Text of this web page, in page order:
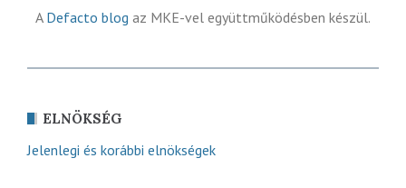
A Defacto blog az MKE-vel együttműködésben készül.
ELNÖKSÉG
Jelenlegi és korábbi elnökségek